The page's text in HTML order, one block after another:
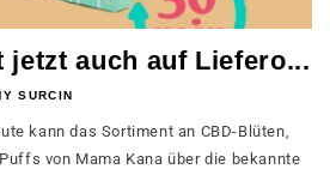
jetzt auch auf Liefero...
SURCIN
kann das Sortiment an CBD-Blüten,
von Mama Kana über die bekannte